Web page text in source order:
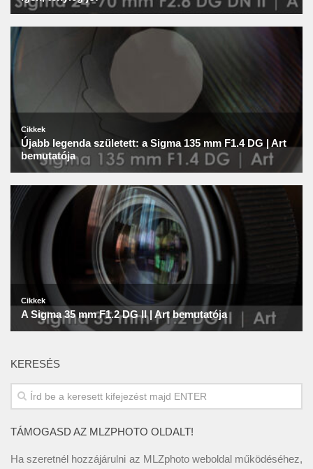
KERESÉS
TÁMOGASD AZ MLZPHOTO OLDALT!
Ha szeretnél hozzájárulni az MLZphoto weboldal működéséhez,